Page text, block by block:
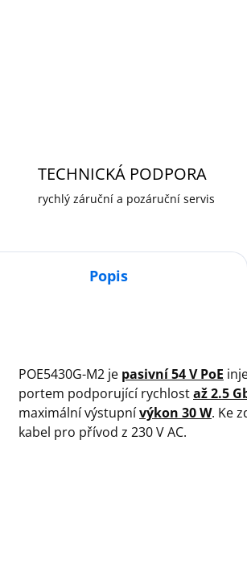
TECHNICKÁ PODPORA
rychlý záruční a pozáruční servis
Popis
POE5430G-M2 je pasivní 54 V PoE
portem podporující rychlostaž 2.5
maximální výstupnívýkon 30 W. Ke
kabel pro přívod z 230 V AC.